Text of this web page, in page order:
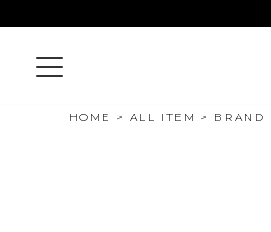
HOME ALL ITEM BRAND